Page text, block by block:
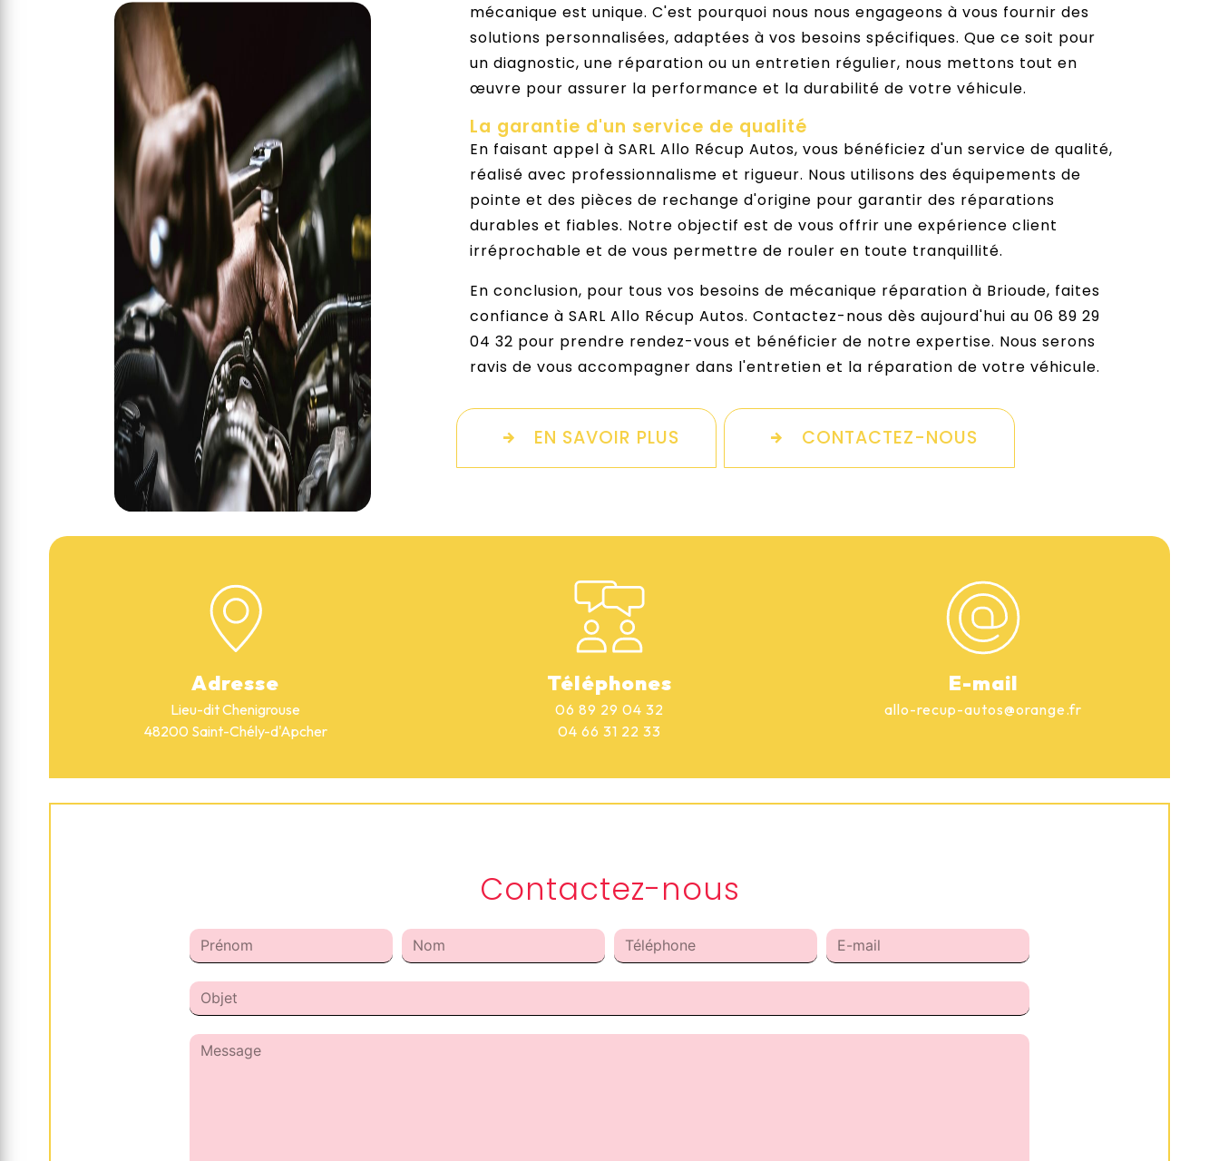
mécanique est unique. C'est pourquoi nous nous engageons à vous fournir des
solutions personnalisées, adaptées à vos besoins spécifiques. Que ce soit pour
un diagnostic, une réparation ou un entretien régulier, nous mettons tout en
œuvre pour assurer la performance et la durabilité de votre véhicule.
La garantie d'un service de qualité
En faisant appel à SARL Allo Récup Autos, vous bénéficiez d'un service de qualité,
réalisé avec professionnalisme et rigueur. Nous utilisons des équipements de
pointe et des pièces de rechange d'origine pour garantir des réparations
durables et fiables. Notre objectif est de vous offrir une expérience client
irréprochable et de vous permettre de rouler en toute tranquillité.
En conclusion, pour tous vos besoins de mécanique réparation à Brioude, faites
confiance à SARL Allo Récup Autos. Contactez-nous dès aujourd'hui au 06 89 29
04 32 pour prendre rendez-vous et bénéficier de notre expertise. Nous serons
ravis de vous accompagner dans l'entretien et la réparation de votre véhicule.
EN SAVOIR PLUS CONTACTEZ-NOUS
Adresse
Lieu-dit Chenigrouse
48200 Saint-Chély-d'Apcher
Téléphones
06 89 29 04 32
04 66 31 22 33
E-mail
allo-recup-autos@orange.fr
Contactez-nous